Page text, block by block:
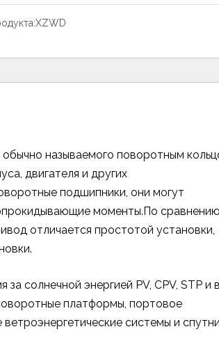
XZWD
называемого поворотным
двигателя и других
подшипники, они могут
моменты.По
отличается простотой установки,
солнечной энергией PV, CPV, STP и
платформы, портовое
системы и